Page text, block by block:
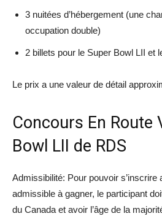
3 nuitées d’hébergement (une
occupation double)
2 billets pour le Super Bowl LII et
Le prix a une valeur de détail
Concours En Route
Bowl LII de RDS
Admissibilité: Pour pouvoir s’inscrire
admissible à gagner, le participant
du Canada et avoir l’âge de la